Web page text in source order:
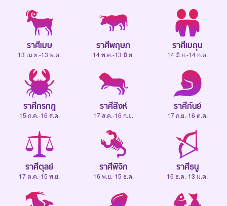
ราศีเมษ
13 เม.ย.-13 พ.ค.
ราศีพฤษภ
14 พ.ค.-13 มิ.ย.
ราศีเมถุน
14 มิ.ย.-14 ก.ค.
ราศีกรกฎ
15 ก.ค.-16 ส.ค.
ราศีสิงห์
17 ส.ค.-16 ก.ย.
ราศีกันย์
17 ก.ย.-16 ต.ค.
ราศีตุลย์
17 ต.ค.-15 พ.ย.
ราศีพิจิก
16 พ.ย.-15 ธ.ค.
ราศีธนู
16 ธ.ค.-13 ม.ค.